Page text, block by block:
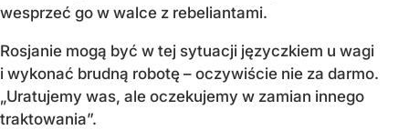
wesprzeć go w walce z rebeliantami.
Rosjanie mogą być w tej sytuacji języczkiem u wagi
i wykonać brudną robotę – oczywiście nie za darmo.
„Uratujemy was, ale oczekujemy w zamian innego
traktowania”.